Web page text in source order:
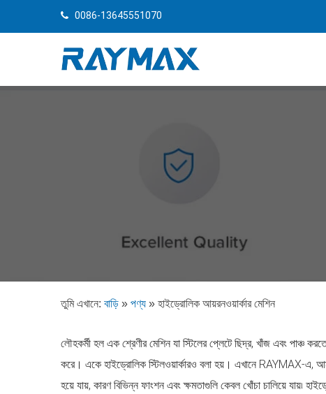
0086-13645551070
তুমি এখানে: বাড়ি » পণ্য » হাইড্রোলিক আয়রনওয়ার্কার মেশিন
লৌহকর্মী হল এক শ্রেণীর মেশিন যা স্টিলের প্লেটে ছিদ্র, খাঁজ এবং পাঞ্চ
করে। একে হাইড্রোলিক স্টিলওয়ার্কারও বলা হয়। এখানে RAYMAX-এ,
হয়ে যায়, কারণ বিভিন্ন ফাংশন এবং ক্ষমতাগুলি কেবল খোঁচা চালিয়ে যায়৷